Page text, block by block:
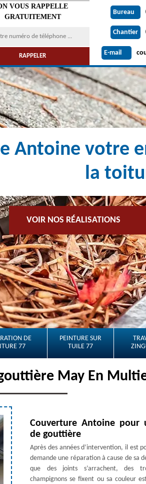
VOUS RAPPELLE
GRATUITEMENT
Bureau
Chantier
E-mail
Antoine votre
la
VOIR NOS RÉALISATIONS
DE
77
PEINTURE SUR
TUILE 77
May En
Couverture Antoine pour
de gouttière
Après des années d’intervention, il est
demande une réparation à cause de sa
que des joints s’arrachent, des
champignons se fixent ou sa couleur